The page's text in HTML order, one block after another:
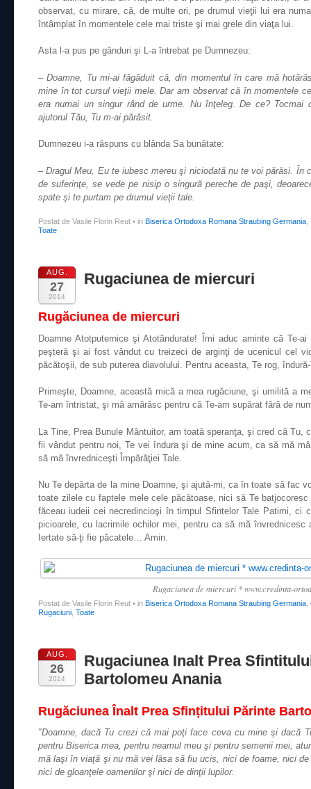
observat, cu mirare, că, de multe ori, pe drumul vieţii lui era
întâmplat în momentele cele mai triste şi mai grele din viaţa lui.
Asta l-a pus pe gânduri şi L-a întrebat pe Dumnezeu:
– Doamne, Tu mi-ai făgăduit că, din momentul în care mă
mine în tot cursul vieţii mele. Dar am observat că în momentele
era numai un singur rând de urme. Nu înţeleg. De ce? Tocmai
ajutorul Tău, Tu m-ai părăsit.
Dumnezeu i-a răspuns cu blânda Sa bunătate:
– Dragul Meu, Eu te iubesc mereu şi niciodată nu te voi părăsi. În
de suferinţe, se vede pe nisip o singură pereche de paşi,
spate şi te purtam pe drumul vieţii tale.
Postat de Vasile Florin Reut • in Biserica Ortodoxa Romana Straubing Germania
Toate
AUG.
27
2014
Rugaciunea de miercuri
Rugăciunea de miercuri
Doamne Atotputernice şi Atotândurate! Îmi aduc aminte că Te-
peşteră şi ai fost vândut cu treizeci de arginţi de ucenicul cel
păcătoşii, de sub puterea diavolului. Pentru aceasta, Te rog,
Primeşte, Doamne, această mică a mea rugăciune, şi umilită a
Te-am întristat, şi mă amărăsc pentru că Te-am supărat fără de
La Tine, Prea Bunule Mântuitor, am toată speranţa, şi cred că Tu,
fii vândut pentru noi, Te vei îndura şi de mine acum, ca să mă
să mă învredniceşti Împărăţiei Tale.
Nu Te depărta de la mine Doamne, şi ajută-mi, ca în toate să fac
toate zilele cu faptele mele cele păcătoase, nici să Te
făceau iudeii cei necredincioşi în timpul Sfintelor Tale Patimi, ci
picioarele, cu lacrimile ochilor mei, pentru ca să mă
Iertate să-ţi fie păcatele… Amin.
Rugaciunea de miercuri * www.credinta-
Postat de Vasile Florin Reut • in Biserica Ortodoxa Romana Straubing Germania
Rugaciuni Toate
AUG.
26
2014
Rugaciunea Inalt Prea
Bartolomeu Anania
Rugăciunea Înalt Prea Sfințitului Părinte
″Doamne, dacă Tu crezi că mai poţi face ceva cu mine şi dacă
pentru Biserica mea, pentru neamul meu şi pentru semenii mei,
mă laşi în viaţă şi nu mă vei lăsa să fiu ucis, nici de foame, nici
nici de gloanţele oamenilor şi nici de dinţii lupilor.